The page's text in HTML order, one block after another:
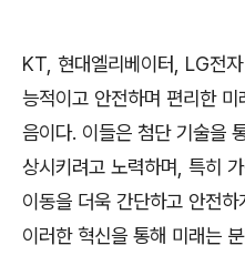
KT, 현대엘리베이터, LG전
능적이고 안전하며 편리한
음이다. 이들은 첨단 기술을
상시키려고 노력하며, 특히
이동을 더욱 간단하고 안전
이러한 혁신을 통해 미래는